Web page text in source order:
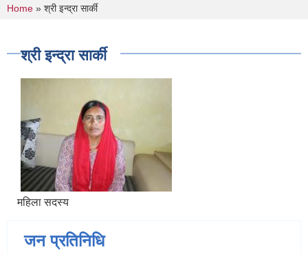
You are here
Home » श्री इन्द्रा सार्की
श्री इन्द्रा सार्की
महिला सदस्य
जन प्रतिनिधि